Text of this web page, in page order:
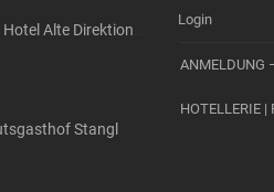
Stangl
Login
ANMELDUNG
HOTELLERIE |